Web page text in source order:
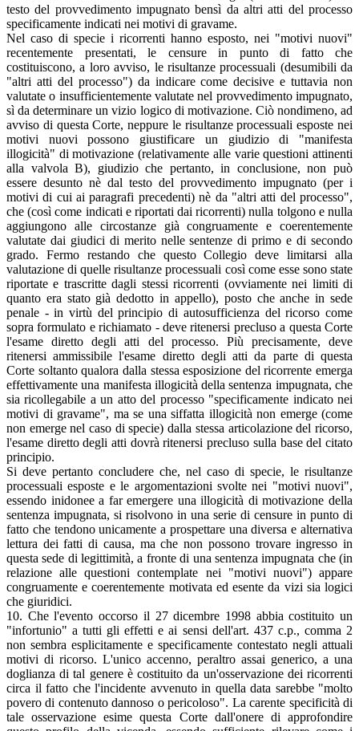
testo del provvedimento impugnato bensì da altri atti del processo
specificamente indicati nei motivi di gravame.
Nel caso di specie i ricorrenti hanno esposto, nei "motivi nuovi"
recentemente presentati, le censure in punto di fatto che
costituiscono, a loro avviso, le risultanze processuali (desumibili da
"altri atti del processo") da indicare come decisive e tuttavia non
valutate o insufficientemente valutate nel provvedimento impugnato,
sì da determinare un vizio logico di motivazione. Ciò nondimeno, ad
avviso di questa Corte, neppure le risultanze processuali esposte nei
motivi nuovi possono giustificare un giudizio di "manifesta
illogicità" di motivazione (relativamente alle varie questioni attinenti
alla valvola B), giudizio che pertanto, in conclusione, non può
essere desunto nè dal testo del provvedimento impugnato (per i
motivi di cui ai paragrafi precedenti) nè da "altri atti del processo",
che (così come indicati e riportati dai ricorrenti) nulla tolgono e nulla
aggiungono alle circostanze già congruamente e coerentemente
valutate dai giudici di merito nelle sentenze di primo e di secondo
grado. Fermo restando che questo Collegio deve limitarsi alla
valutazione di quelle risultanze processuali così come esse sono state
riportate e trascritte dagli stessi ricorrenti (ovviamente nei limiti di
quanto era stato già dedotto in appello), posto che anche in sede
penale - in virtù del principio di autosufficienza del ricorso come
sopra formulato e richiamato - deve ritenersi precluso a questa Corte
l'esame diretto degli atti del processo. Più precisamente, deve
ritenersi ammissibile l'esame diretto degli atti da parte di questa
Corte soltanto qualora dalla stessa esposizione del ricorrente emerga
effettivamente una manifesta illogicità della sentenza impugnata, che
sia ricollegabile a un atto del processo "specificamente indicato nei
motivi di gravame", ma se una siffatta illogicità non emerge (come
non emerge nel caso di specie) dalla stessa articolazione del ricorso,
l'esame diretto degli atti dovrà ritenersi precluso sulla base del citato
principio.
Si deve pertanto concludere che, nel caso di specie, le risultanze
processuali esposte e le argomentazioni svolte nei "motivi nuovi",
essendo inidonee a far emergere una illogicità di motivazione della
sentenza impugnata, si risolvono in una serie di censure in punto di
fatto che tendono unicamente a prospettare una diversa e alternativa
lettura dei fatti di causa, ma che non possono trovare ingresso in
questa sede di legittimità, a fronte di una sentenza impugnata che (in
relazione alle questioni contemplate nei "motivi nuovi") appare
congruamente e coerentemente motivata ed esente da vizi sia logici
che giuridici.
10. Che l'evento occorso il 27 dicembre 1998 abbia costituito un
"infortunio" a tutti gli effetti e ai sensi dell'art. 437 c.p., comma 2
non sembra esplicitamente e specificamente contestato negli attuali
motivi di ricorso. L'unico accenno, peraltro assai generico, a una
doglianza di tal genere è costituito da un'osservazione dei ricorrenti
circa il fatto che l'incidente avvenuto in quella data sarebbe "molto
povero di contenuto dannoso o pericoloso". La carente specificità di
tale osservazione esime questa Corte dall'onere di approfondire